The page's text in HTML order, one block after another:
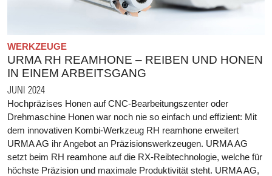
WERKZEUGE
URMA RH REAMHONE – REIBEN UND HONEN
IN EINEM ARBEITSGANG
JUNI 2024
Hochpräzises Honen auf CNC-Bearbeitungszenter oder
Drehmaschine Honen war noch nie so einfach und effizient: Mit
dem innovativen Kombi-Werkzeug RH reamhone erweitert
URMA AG ihr Angebot an Präzisionswerkzeugen. URMA AG
setzt beim RH reamhone auf die RX-Reibtechnologie, welche für
höchste Präzision und maximale Produktivität steht. URMA AG,